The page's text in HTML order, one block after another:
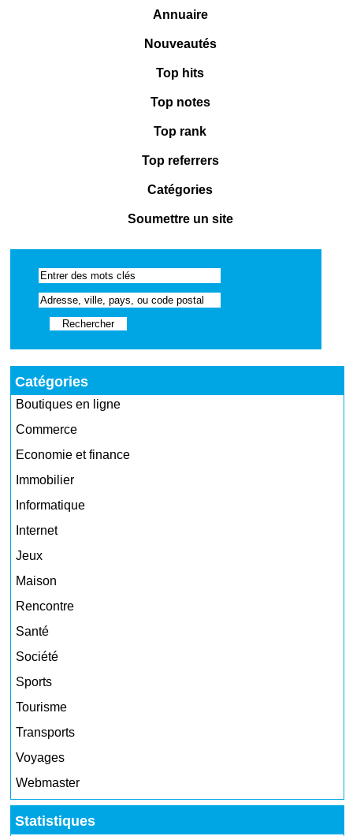
Annuaire
Nouveautés
Top hits
Top notes
Top rank
Top referrers
Catégories
Soumettre un site
Catégories
Boutiques en ligne
Commerce
Economie et finance
Immobilier
Informatique
Internet
Jeux
Maison
Rencontre
Santé
Société
Sports
Tourisme
Transports
Voyages
Webmaster
Statistiques